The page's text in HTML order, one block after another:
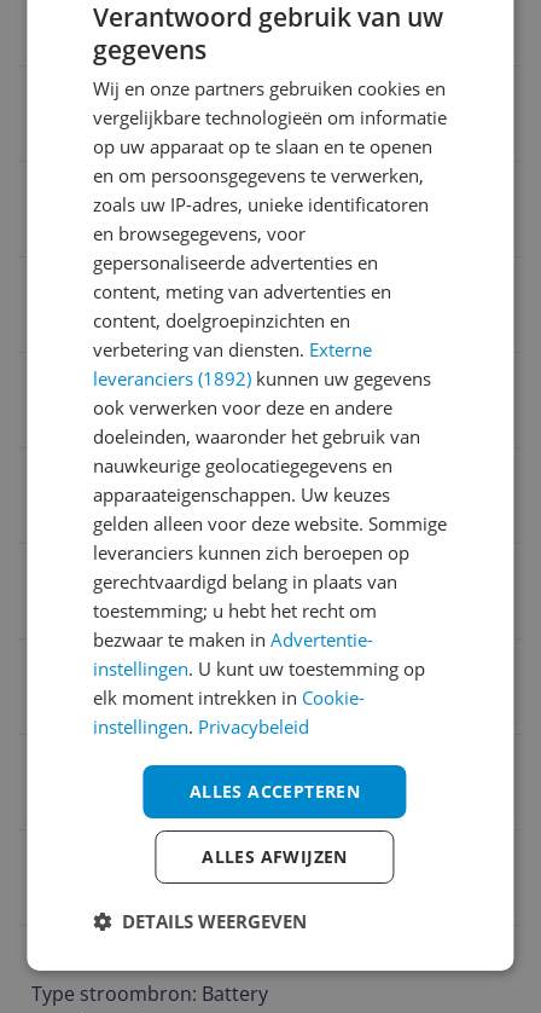
Speciaal voor gamen
Draadloos bereik
Voedingstype
Batterij
Verpakkingsgewicht
Oplaadbaar
Product hoogte
Verpakking breedte
14,2 cm
Taal handleiding
Type stroombron: Battery
Verantwoord gebruik van uw
gegevens
Wij en onze partners gebruiken cookies en
vergelijkbare technologieën om informatie
op uw apparaat op te slaan en te openen
en om persoonsgegevens te verwerken,
zoals uw IP-adres, unieke identificatoren
en browsegegevens, voor
gepersonaliseerde advertenties en
content, meting van advertenties en
content, doelgroepinzichten en
verbetering van diensten. Externe
leveranciers (1892) kunnen uw gegevens
ook verwerken voor deze en andere
doeleinden, waaronder het gebruik van
nauwkeurige geolocatiegegevens en
apparaateigenschappen. Uw keuzes
gelden alleen voor deze website. Sommige
leveranciers kunnen zich beroepen op
gerechtvaardigd belang in plaats van
toestemming; u hebt het recht om
bezwaar te maken inAdvertentie-
instellingen. U kunt uw toestemming op
elk moment intrekken in Cookie-
instellingen. Privacybeleid
ALLES ACCEPTEREN
ALLES AFWIJZEN
DETAILS WEERGEVEN